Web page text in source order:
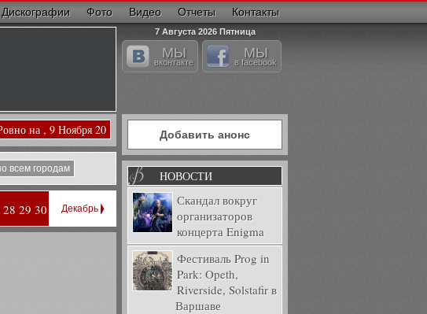
Дискографии Фото Видео Отчеты Контакты
7 Августа 2026 Пятница
МЫ
вконтакте
МЫ
в facebook
на , 9 Ноября 20
всем городам
28 29 30 Декабрь
Добавить анонс
НОВОСТИ
Скандал вокруг
организаторов
концерта Enigma
Фестиваль Prog in
Park: Opeth,
Riverside, Solstafir в
Варшаве